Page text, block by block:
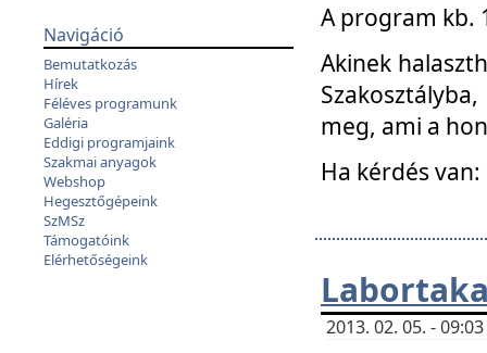
Navigáció
Bemutatkozás
Hírek
Féléves programunk
Galéria
Eddigi programjaink
Szakmai anyagok
Webshop
Hegesztőgépeink
SzMSz
Támogatóink
Elérhetőségeink
A program kb.
Akinek
meg, ami a
Ha kérdés
2013. 02. 05. -